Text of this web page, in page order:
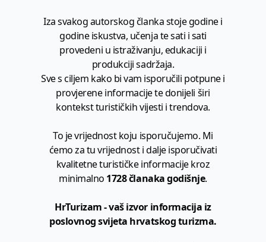
Iza svakog autorskog članka stoje godine i
godine iskustva, učenja te sati i sati
provedeni u istraživanju, edukaciji i
produkciji sadržaja.
Sve s ciljem kako bi vam isporučili potpune i
provjerene informacije te donijeli širi
kontekst turističkih vijesti i trendova.
To je vrijednost koju isporučujemo. Mi
ćemo za tu vrijednost i dalje isporučivati
kvalitetne turističke informacije kroz
minimalno 1728 članaka godišnje.
HrTurizam - vaš izvor informacija iz
poslovnog svijeta hrvatskog turizma.